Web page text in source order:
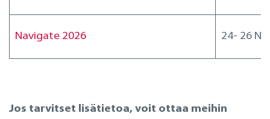
Navigate 2026 24- 26
Jos tarvitset lisätietoa, voit ottaa meihin